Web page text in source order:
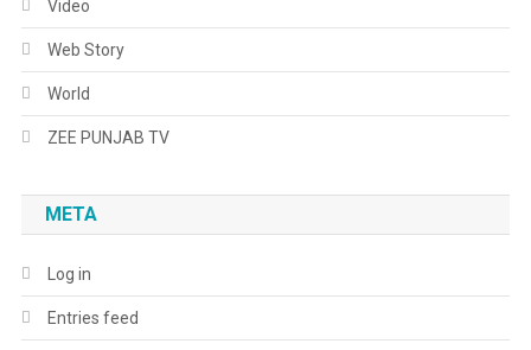
Video
Web Story
World
ZEE PUNJAB TV
META
Log in
Entries feed